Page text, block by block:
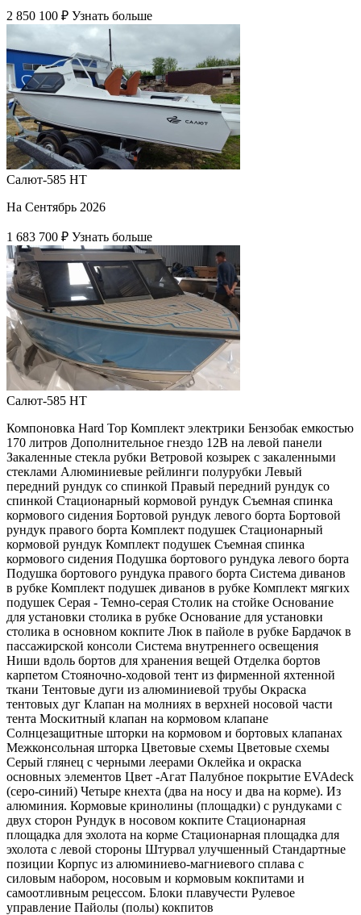
2 850 100 ₽ Узнать больше
Салют-585 HT
На Сентябрь 2026
1 683 700 ₽ Узнать больше
Салют-585 HT
Компоновка Hard Top Комплект электрики Бензобак емкостью
170 литров Дополнительное гнездо 12В на левой панели
Закаленные стекла рубки Ветровой козырек с закаленными
стеклами Алюминиевые рейлинги полурубки Левый
передний рундук со спинкой Правый передний рундук со
спинкой Стационарный кормовой рундук Съемная спинка
кормового сидения Бортовой рундук левого борта Бортовой
рундук правого борта Комплект подушек Стационарный
кормовой рундук Комплект подушек Съемная спинка
кормового сидения Подушка бортового рундука левого борта
Подушка бортового рундука правого борта Система диванов
в рубке Комплект подушек диванов в рубке Комплект мягких
подушек Серая - Темно-серая Столик на стойке Основание
для установки столика в рубке Основание для установки
столика в основном кокпите Люк в пайоле в рубке Бардачок в
пассажирской консоли Система внутреннего освещения
Ниши вдоль бортов для хранения вещей Отделка бортов
карпетом Стояночно-ходовой тент из фирменной яхтенной
ткани Тентовые дуги из алюминиевой трубы Окраска
тентовых дуг Клапан на молниях в верхней носовой части
тента Москитный клапан на кормовом клапане
Солнцезащитные шторки на кормовом и бортовых клапанах
Межконсольная шторка Цветовые схемы Цветовые схемы
Серый глянец с черными леерами Оклейка и окраска
основных элементов Цвет -Агат Палубное покрытие EVAdeck
(серо-синий) Четыре кнехта (два на носу и два на корме). Из
алюминия. Кормовые кринолины (площадки) с рундуками с
двух сторон Рундук в носовом кокпите Стационарная
площадка для эхолота на корме Стационарная площадка для
эхолота с левой стороны Штурвал улучшенный Стандартные
позиции Корпус из алюминиево-магниевого сплава с
силовым набором, носовым и кормовым кокпитами и
самоотливным рецессом. Блоки плавучести Рулевое
управление Пайолы (полы) кокпитов